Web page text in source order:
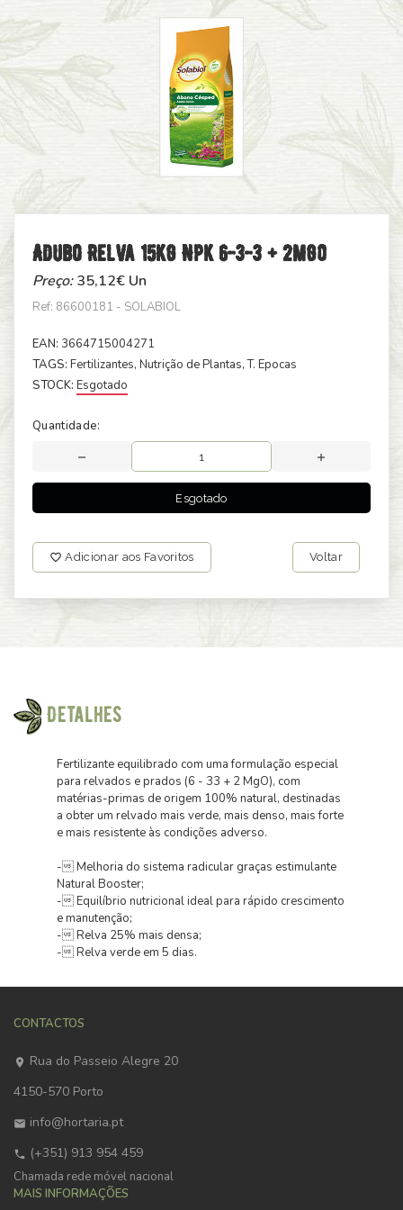
Adubo Relva 15kg Npk 6-3-3 + 2mg0
Preço:35,12€ Un
Ref: 86600181 - SOLABIOL
EAN: 3664715004271
TAGS: Fertilizantes, Nutrição de Plantas, T. Epocas
STOCK: Esgotado
Quantidade:
Esgotado
Adicionar aos Favoritos Voltar
Detalhes
Fertilizante equilibrado com uma formulação especial
para relvados e prados (6 - 33 + 2 MgO), com
matérias-primas de origem 100% natural, destinadas
a obter um relvado mais verde, mais denso, mais forte
e mais resistente às condições adverso.
- Melhoria do sistema radicular graças estimulante
Natural Booster;
- Equilíbrio nutricional ideal para rápido crescimento
e manutenção;
- Relva 25% mais densa;
- Relva verde em 5 dias.
CONTACTOS
Rua do Passeio Alegre 20
4150-570 Porto
info@hortaria.pt
(+351) 913 954 459
Chamada rede móvel nacional
MAIS INFORMAÇÕES